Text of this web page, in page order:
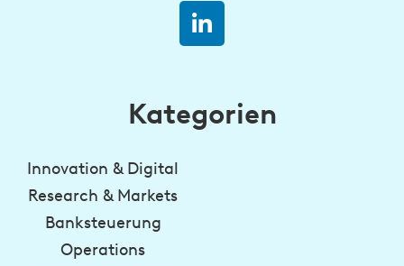
Kategorien
Innovation & Digital
Research & Markets
Banksteuerung
Operations